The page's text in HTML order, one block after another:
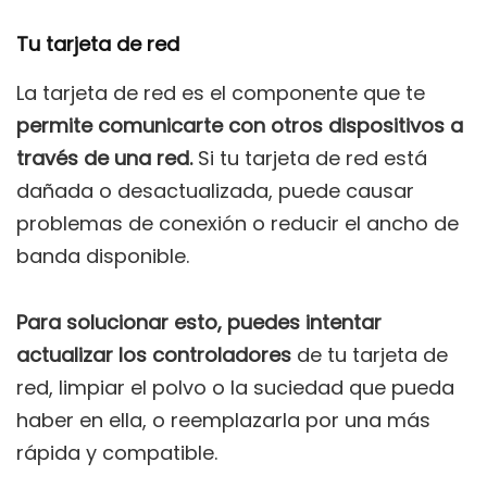
Tu tarjeta de red
La tarjeta de red es el componente que te
permite comunicarte con otros dispositivos a
través de una red.Si tu tarjeta de red está
dañada o desactualizada, puede causar
problemas de conexión o reducir el ancho de
banda disponible.
Para solucionar esto, puedes intentar
actualizar los controladores de tu tarjeta de
red, limpiar el polvo o la suciedad que pueda
haber en ella, o reemplazarla por una más
rápida y compatible.